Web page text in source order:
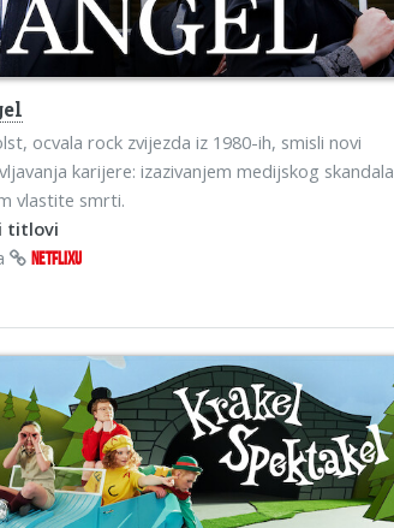
ocvala rock zvijezda iz 1980-ih, smisli novi
karijere: izazivanjem medijskog skandala
vlastite smrti.
titlovi
NETFLIXU